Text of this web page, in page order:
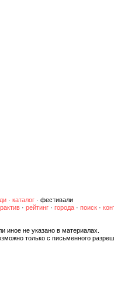
· каталог · фестивали
· рейтинг · города · поиск ·
иное не указано в материалах.
только с письменного